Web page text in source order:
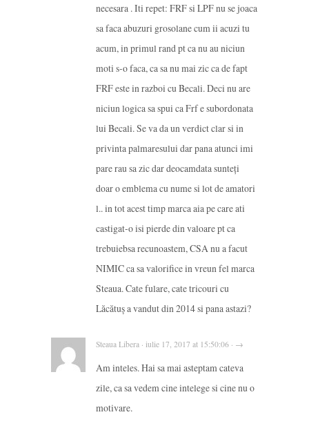
necesara . Iti repet: FRF si LPF nu se joaca
sa faca abuzuri grosolane cum ii acuzi tu
acum, in primul rand pt ca nu au niciun
moti s-o faca, ca sa nu mai zic ca de fapt
FRF este in razboi cu Becali. Deci nu are
niciun logica sa spui ca Frf e subordonata
lui Becali. Se va da un verdict clar si in
privinta palmaresului dar pana atunci imi
pare rau sa zic dar deocamdata sunteți
doar o emblema cu nume si lot de amatori
l.. in tot acest timp marca aia pe care ati
castigat-o isi pierde din valoare pt ca
trebuiebsa recunoastem, CSA nu a facut
NIMIC ca sa valorifice in vreun fel marca
Steaua. Cate fulare, cate tricouri cu
Lăcătuș a vandut din 2014 si pana astazi?
Steaua Libera · iulie 17, 2017 at 15:50:06 · →
Am inteles. Hai sa mai asteptam cateva
zile, ca sa vedem cine intelege si cine nu o
motivare.